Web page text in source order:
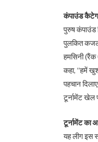
कंपाउंड
पुरुष कंपाउंड
पुलकित
हमसिनी
कहा, “हमें
पहचान
टूर्नामेंट खेल
टूर्नामेंट का
यह लीग इस